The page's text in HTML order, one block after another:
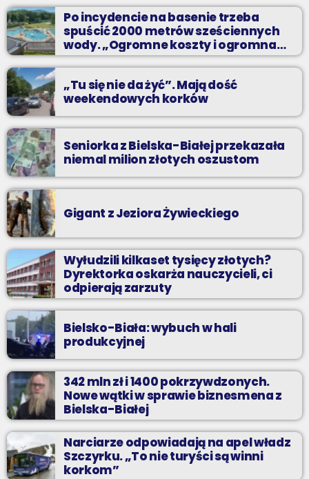
jak atrakcyjnie spędzić czas w regionie, jak ominąć korki i jak
odpocząć?
Po incydencie na basenie trzeba
spuścić 2000 metrów sześciennych
wody. „Ogromne koszty i ogromna
praca”
„Tu się nie da żyć”. Mają dość
weekendowych korków
Seniorka z Bielska-Białej przekazała
niemal milion złotych oszustom
Gigant z Jeziora Żywieckiego
Wyłudzili kilkaset tysięcy złotych?
Dyrektorka oskarża nauczycieli, ci
odpierają zarzuty
Bielsko-Biała: wybuch w hali
produkcyjnej
342 mln zł i 1400 pokrzywdzonych.
Nowe wątki w sprawie biznesmena z
Bielska-Białej
Narciarze odpowiadają na apel władz
Szczyrku. „To nie turyści są winni
korkom”